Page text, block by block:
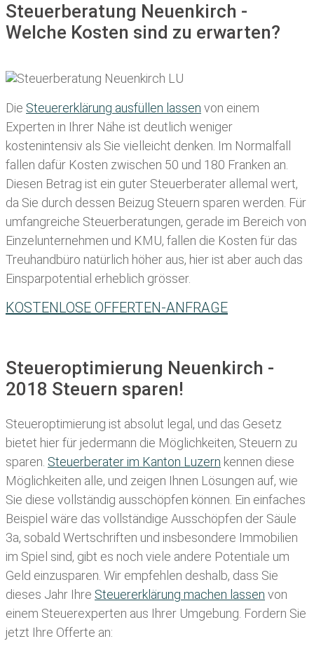
Steuerberatung Neuenkirch -
Welche Kosten sind zu erwarten?
Die Steuererklärung ausfüllen lassen von einem
Experten in Ihrer Nähe ist deutlich weniger
kostenintensiv als Sie vielleicht denken. Im Normalfall
fallen dafür Kosten zwischen 50 und 180 Franken an.
Diesen Betrag ist ein guter Steuerberater allemal wert,
da Sie durch dessen Beizug Steuern sparen werden. Für
umfangreiche Steuerberatungen, gerade im Bereich von
Einzelunternehmen und KMU, fallen die Kosten für das
Treuhandbüro natürlich höher aus, hier ist aber auch das
Einsparpotential erheblich grösser.
KOSTENLOSE OFFERTEN-ANFRAGE
Steueroptimierung Neuenkirch -
2018 Steuern sparen!
Steueroptimierung ist absolut legal, und das Gesetz
bietet hier für jedermann die Möglichkeiten, Steuern zu
sparen. Steuerberater im K anton Luzern kennen diese
Möglichkeiten alle, und zeigen Ihnen Lösungen auf, wie
Sie diese vollständig ausschöpfen können. Ein einfaches
Beispiel wäre das vollständige Ausschöpfen der Säule
3a, sobald Wertschriften und insbesondere Immobilien
im Spiel sind, gibt es noch viele andere Potentiale um
Geld einzusparen. Wir empfehlen deshalb, dass Sie
dieses Jahr Ihre Steuererklärung machen lassen von
einem Steuerexperten aus Ihrer Umgebung. Fordern Sie
jetzt Ihre Offerte an: